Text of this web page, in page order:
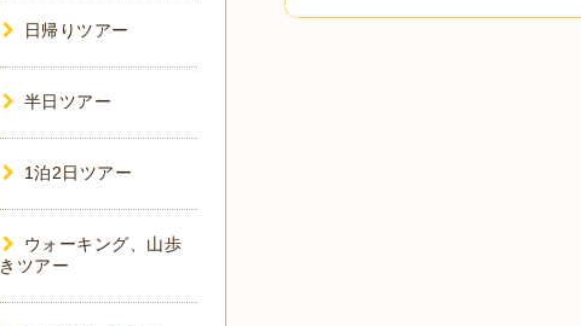
日帰りツアー
半日ツアー
1泊2日ツアー
ウォーキング、山歩
きツアー